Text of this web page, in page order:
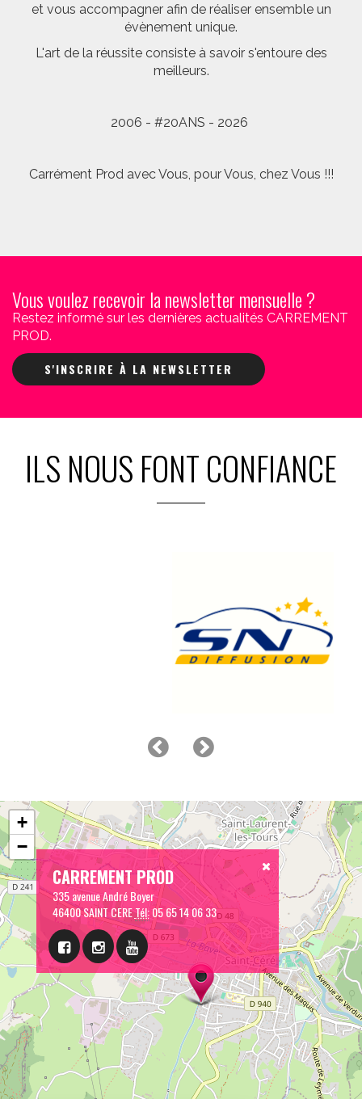
et vous accompagner afin de réaliser ensemble un
évènement unique.
L'art de la réussite consiste à savoir s'entoure des
meilleurs.
2006 - #20ANS - 2026
Carrément Prod avec Vous, pour Vous, chez Vous !!!
Vous voulez recevoir la newsletter mensuelle ?
Restez informé sur les dernières actualités CARREMENT
PROD.
S'INSCRIRE À LA NEWSLETTER
ILS NOUS FONT CONFIANCE
CARREMENT PROD
335 avenue André Boyer
46400 SAINT CERETél:05 65 14 06 33
+
−